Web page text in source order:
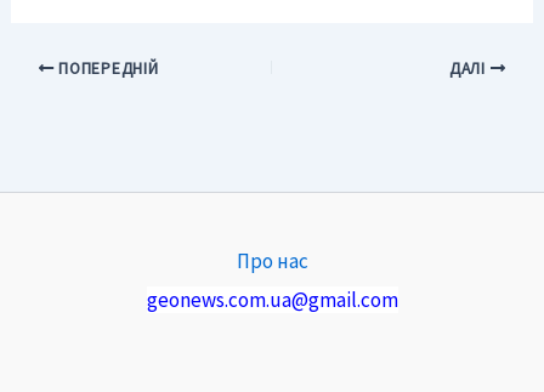
ПОПЕРЕДНІЙ ДАЛІ
Про нас
geonews.com.ua@gmail.com